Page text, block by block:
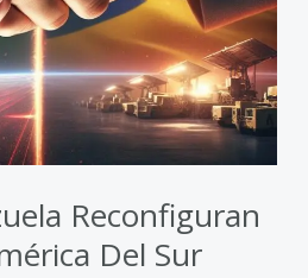
Reconfiguran
Del Sur